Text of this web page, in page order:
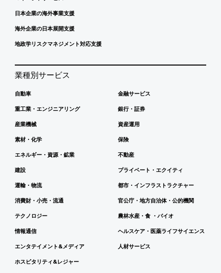
日本企業の海外事業支援
海外企業の日本展開支援
地政学リスクマネジメント対応支援
業種別サービス
自動車
重工業・エンジニアリング
産業機械
素材・化学
エネルギー・資源・鉱業
建設
運輸・物流
消費財・小売・流通
テクノロジー
情報通信
エンタテイメント&メディア
ホスピタリティ&レジャー
金融サービス
銀行・証券
資産運用
保険
不動産
プライベート・エクイティ
都市・インフラストラクチャー
官公庁・地方自治体・公的機関
農林水産・食 ・バイオ
ヘルスケア・医薬ライフサイエンス
人材サービス